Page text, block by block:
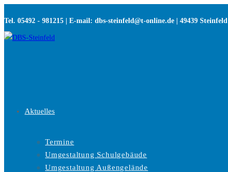
Inhalt
springen
Tel. 05492 - 981215 | E-mail: dbs-steinfeld@t-online.de | 49439 Steinfeld
Aktuelles
Termine
Umgestaltung Schulgebäude
Umgestaltung Außengelände